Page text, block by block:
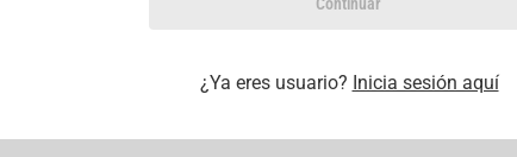
¿Ya eres usuario? Inicia sesión aquí